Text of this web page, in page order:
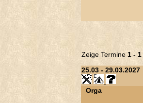
Zeige Termine 1 - 1
25.03 - 29.03.2027
Orga